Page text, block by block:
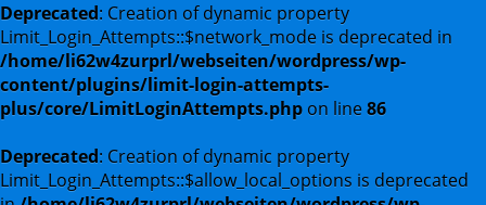
Deprecated: Creation of dynamic property
Limit_Login_Attempts::$network_mode is deprecated in
/home/li62w4zurprl/webseiten/wordpress/wp-
content/plugins/limit-login-attempts-
plus/core/LimitLoginAttempts.php on line86
Deprecated: Creation of dynamic property
Limit_Login_Attempts::$allow_local_options is deprecated